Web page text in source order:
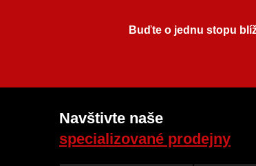
Buďte o jednu stopu
Navštivte naše
specializované prodejny